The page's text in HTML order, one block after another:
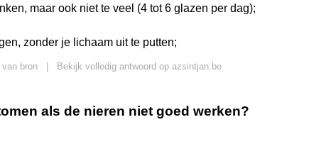
maar ook niet te veel (4 tot 6 glazen per dag);
zonder je lichaam uit te putten;
bron Bekijk volledig antwoord op azsintjan.be
als de nieren niet goed werken?